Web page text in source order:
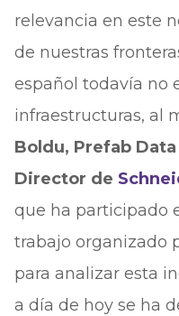
relevancia en este
de nuestras
español todavía no
infraestructuras, al
Boldu, Prefab
Director de
que ha participado
trabajo organizado
para analizar esta
a día de hoy se ha